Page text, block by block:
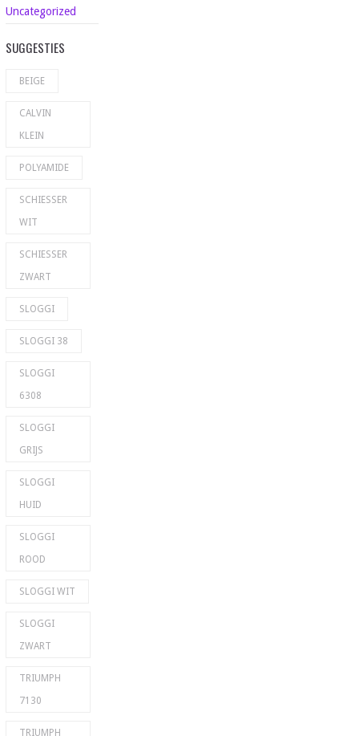
Uncategorized
SUGGESTIES
BEIGE
CALVIN
KLEIN
POLYAMIDE
SCHIESSER
WIT
SCHIESSER
ZWART
SLOGGI
SLOGGI 38
SLOGGI
6308
SLOGGI
GRIJS
SLOGGI
HUID
SLOGGI
ROOD
SLOGGI WIT
SLOGGI
ZWART
TRIUMPH
7130
TRIUMPH